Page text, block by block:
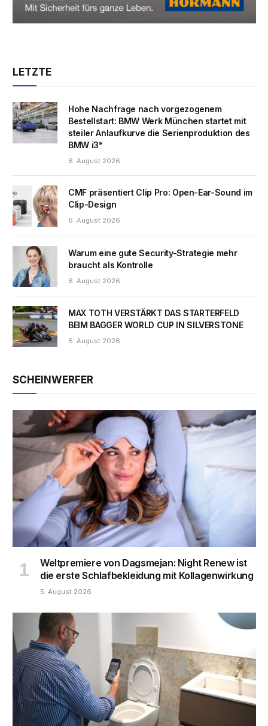
LETZTE
Hohe Nachfrage nach vorgezogenem
Bestellstart: BMW Werk München startet mit
steiler Anlaufkurve die Serienproduktion des
BMW i3*
6. August 2026
CMF präsentiert Clip Pro: Open-Ear-Sound im
Clip-Design
6. August 2026
Warum eine gute Security-Strategie mehr
braucht als Kontrolle
6. August 2026
MAX TOTH VERSTÄRKT DAS STARTERFELD
BEIM BAGGER WORLD CUP IN SILVERSTONE
6. August 2026
SCHEINWERFER
Weltpremiere von Dagsmejan: Night Renew ist
die erste Schlafbekleidung mit Kollagenwirkung
5. August 2026